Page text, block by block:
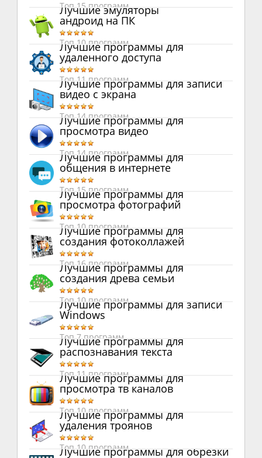
Топ 15 программ
Лучшие эмуляторы
андроид на ПК
Топ 10 программ
Лучшие программы для
удаленного доступа
Топ 11 программ
Лучшие программы для записи
видео с экрана
Топ 14 программ
Лучшие программы для
просмотра видео
Топ 14 программ
Лучшие программы для
общения в интернете
Топ 15 программ
Лучшие программы для
просмотра фотографий
Топ 10 программ
Лучшие программы для
создания фотоколлажей
Топ 16 программ
Лучшие программы для
создания древа семьи
Топ 10 программ
Лучшие программы для записи
Windows
Топ 7 программ
Лучшие программы для
распознавания текста
Топ 11 программ
Лучшие программы для
просмотра тв каналов
Топ 10 программ
Лучшие программы для
удаления троянов
Топ 10 программ
Лучшие программы для обрезки